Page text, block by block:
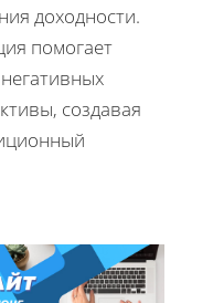
доходности.
помогает
создавая